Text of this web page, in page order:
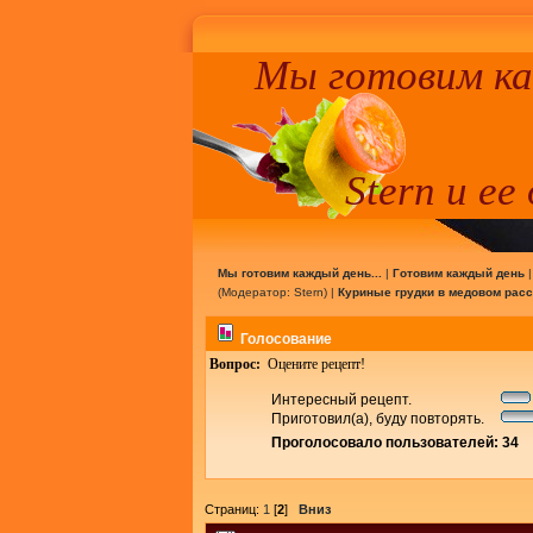
Мы готовим
Stern и ее
Мы готовим каждый день... | Готовим каждый день
(Модератор: Stern) | Куриные грудки в медовом
Голосование
Вопрос: Оцените рецепт!
Интересный рецепт.
Приготовил(а), буду повторять.
Проголосовало пользователей: 34
Страниц: 1 [2] Вниз